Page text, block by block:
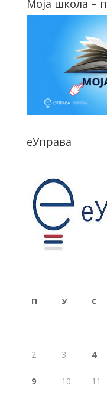
Моја школа –
еУправа
П У С
2 3 4
9 10 11